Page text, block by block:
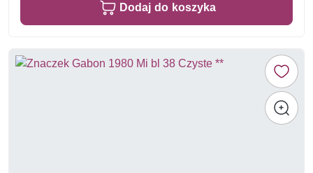
Dodaj do koszyka